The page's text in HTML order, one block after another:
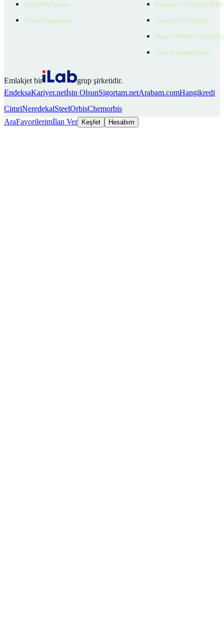
EmlakZeka Asistan
Uzman Danışmanlar
Kullanıcı Veri Gizliliği
Ziyaretçi Veri Gizliliği
Müşteri Yetkilisi Veri
Aday Aydınlatma Metni
Emlakjet bir
grup şirketidir.
EndeksaKariyer.netİşin OlsunSigortam.netArabam.comHangikredi
CimriNeredekalSteelOrbisChemorbis
AraFavorilerimİlan Ver Keşfet Hesabım